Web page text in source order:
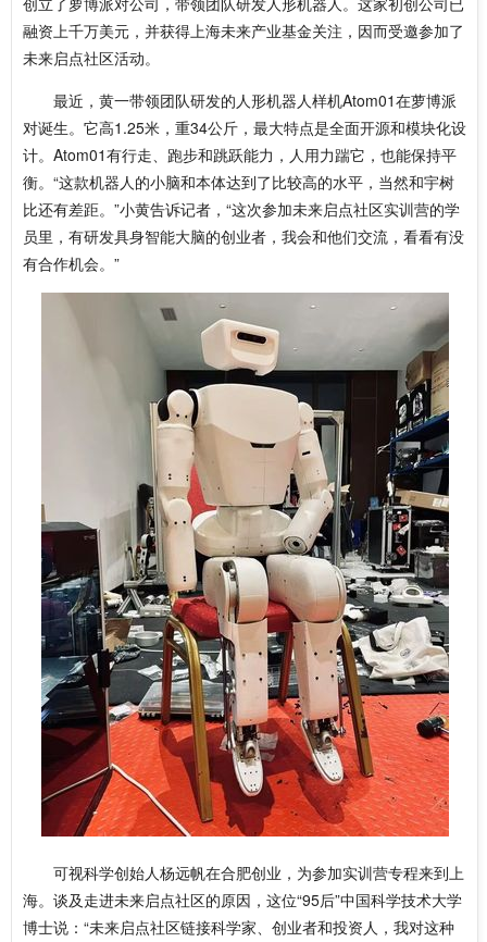
融资上千万美元，并获得上海未来产业基金关注，因而受邀参加了
未来启点社区活动。
最近，黄一带领团队研发的人形机器人样机Atom01在萝博派
对诞生。它高1.25米，重34公斤，最大特点是全面开源和模块化设
计。Atom01有行走、跑步和跳跃能力，人用力踹它，也能保持平
衡。“这款机器人的小脑和本体达到了比较高的水平，当然和宇树
比还有差距。”小黄告诉记者，“这次参加未来启点社区实训营的学
员里，有研发具身智能大脑的创业者，我会和他们交流，看看有没
有合作机会。”
可视科学创始人杨远帆在合肥创业，为参加实训营专程来到上
海。谈及走进未来启点社区的原因，这位“95后”中国科学技术大学
博士说：“未来启点社区链接科学家、创业者和投资人，我对这种